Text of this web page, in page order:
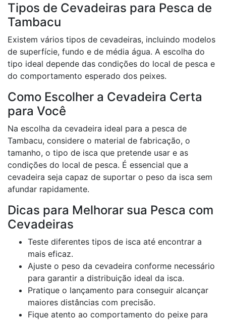
Tipos de Cevadeiras para Pesca de
Tambacu
Existem vários tipos de cevadeiras, incluindo modelos
de superfície, fundo e de média água. A escolha do
tipo ideal depende das condições do local de pesca e
do comportamento esperado dos peixes.
Como Escolher a Cevadeira Certa
para Você
Na escolha da cevadeira ideal para a pesca de
Tambacu, considere o material de fabricação, o
tamanho, o tipo de isca que pretende usar e as
condições do local de pesca. É essencial que a
cevadeira seja capaz de suportar o peso da isca sem
afundar rapidamente.
Dicas para Melhorar sua Pesca com
Cevadeiras
Teste diferentes tipos de isca até encontrar a
mais eficaz.
Ajuste o peso da cevadeira conforme necessário
para garantir a distribuição ideal da isca.
Pratique o lançamento para conseguir alcançar
maiores distâncias com precisão.
Fique atento ao comportamento do peixe para